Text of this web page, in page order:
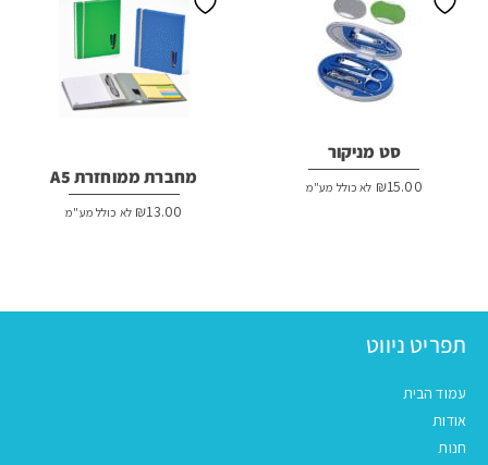
סט מניקור
₪15.00 לא כולל מע"מ מחברת ממוחזרת A5
₪13.00 לא כולל מע"מ
תפריט ניווט
עמוד הבית
אודות
חנות